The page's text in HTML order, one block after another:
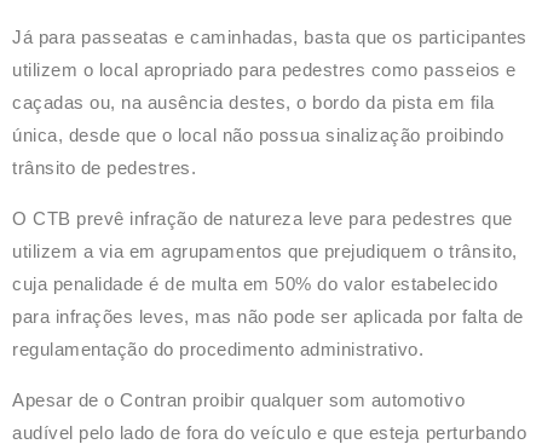
Já para passeatas e caminhadas, basta que os participantes
utilizem o local apropriado para pedestres como passeios e
caçadas ou, na ausência destes, o bordo da pista em fila
única, desde que o local não possua sinalização proibindo
trânsito de pedestres.
O CTB prevê infração de natureza leve para pedestres que
utilizem a via em agrupamentos que prejudiquem o trânsito,
cuja penalidade é de multa em 50% do valor estabelecido
para infrações leves, mas não pode ser aplicada por falta de
regulamentação do procedimento administrativo.
Apesar de o Contran proibir qualquer som automotivo
audível pelo lado de fora do veículo e que esteja perturbando